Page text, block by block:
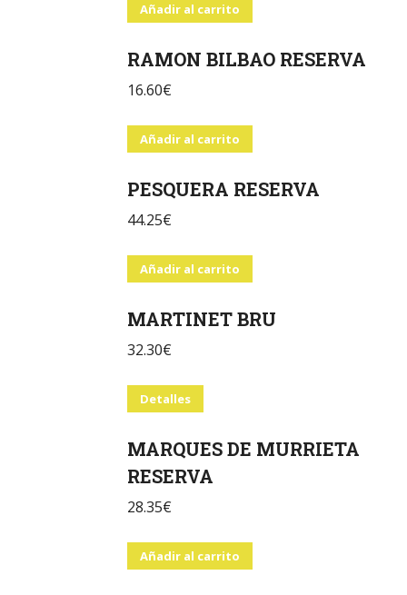
Añadir al carrito
RAMON BILBAO RESERVA
16.60€
Añadir al carrito
PESQUERA RESERVA
44.25€
Añadir al carrito
MARTINET BRU
32.30€
Detalles
MARQUES DE MURRIETA
RESERVA
28.35€
Añadir al carrito